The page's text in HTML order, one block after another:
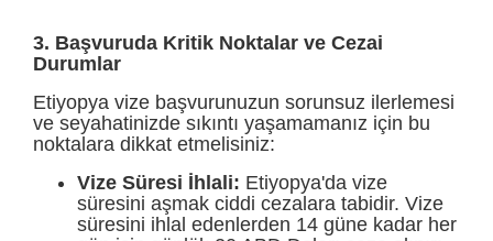
3. Başvuruda Kritik Noktalar ve Cezai
Durumlar
Etiyopya vize başvurunuzun sorunsuz ilerlemesi
ve seyahatinizde sıkıntı yaşamamanız için bu
noktalara dikkat etmelisiniz:
Vize Süresi İhlali: Etiyopya'da vize
süresini aşmak ciddi cezalara tabidir. Vize
süresini ihlal edenlerden 14 güne kadar her